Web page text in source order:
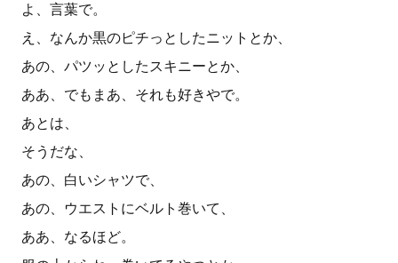
よ、言葉で。
え、なんか黒のピチっとしたニットとか、
あの、パツッとしたスキニーとか、
ああ、でもまあ、それも好きやで。
あとは、
そうだな、
あの、白いシャツで、
あの、ウエストにベルト巻いて、
ああ、なるほど。